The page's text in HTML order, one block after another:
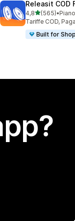
Releasit COD
4,8stelle su 5
(565)
565 recensioni
•
Tariffe COD,
Built for